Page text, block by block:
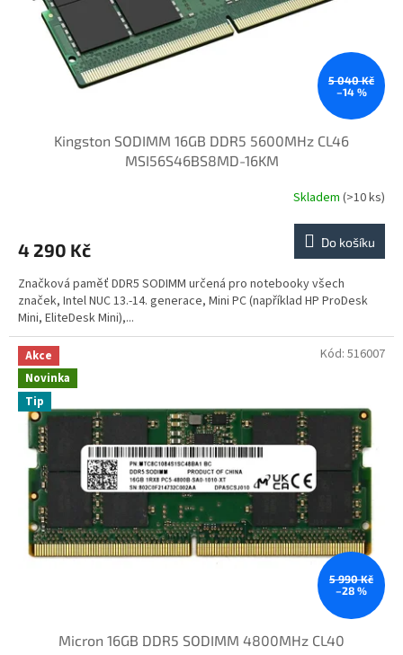
5 040 Kč
–14 %
Kingston SODIMM 16GB DDR5 5600MHz CL46
MSI56S46BS8MD-16KM
Skladem (>10 ks)
4 290 Kč Do košíku
Značková paměť DDR5 SODIMM určená pro notebooky všech
značek, Intel NUC 13.-14. generace, Mini PC (například HP ProDesk
Mini, EliteDesk Mini),...
Akce
Novinka
Tip
5 990 Kč
–28 %
Micron 16GB DDR5 SODIMM 4800MHz CL40
Kód: 516007